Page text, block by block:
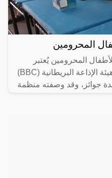
المحرومين
المحرومين يُعتبر
برنامج "درس" الذي أطلقته هيئة الإذاعة البريطانية (BBC)
جوائز، وقد وصفته منظمة